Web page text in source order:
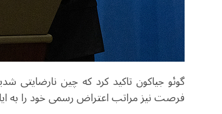
گوئو جیاکون تاکید کرد که چین نارضایتی
فرصت نیز مراتب اعتراض رسمی خود را به